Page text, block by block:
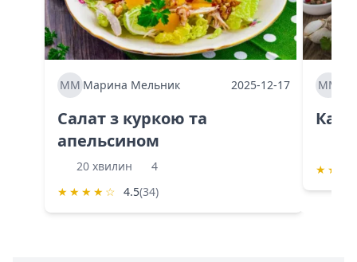
ММ Марина Мельник 2025-12-17
Салат з куркою та
апельсином
20 хвилин
4
★ ★ ★ ★ ☆ 4.5(34)
ММ
★ ★